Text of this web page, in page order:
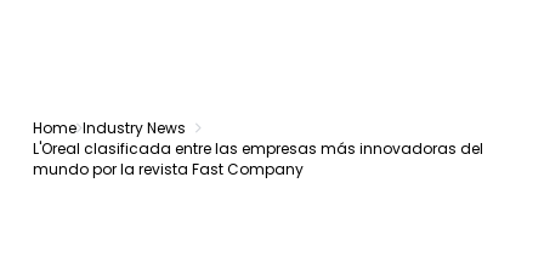
Home Industry News
L'Oreal clasificada entre las empresas más innovadoras del
mundo por la revista Fast Company